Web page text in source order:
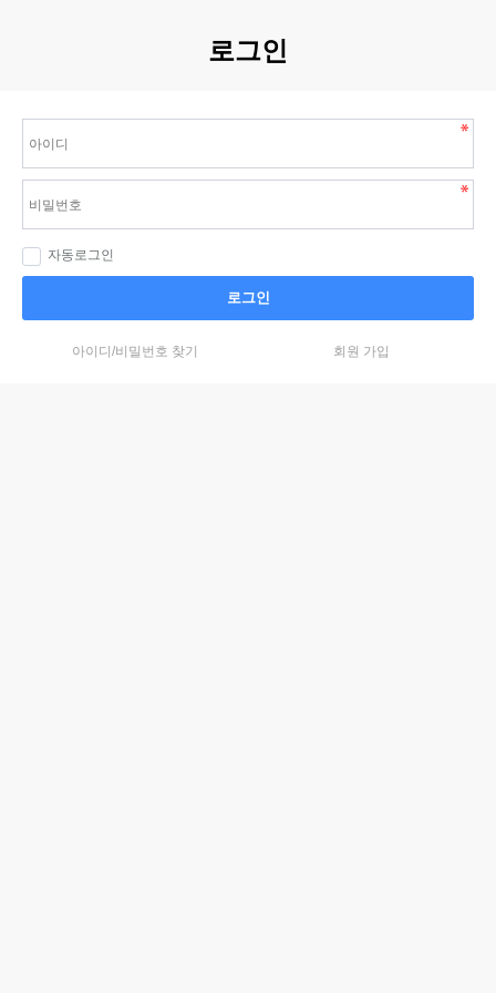
로그인
자동로그인
로그인
아이디/비밀번호 찾기 회원 가입